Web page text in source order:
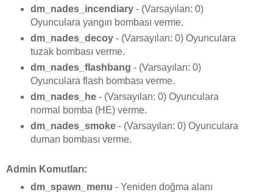
dm_nades_incendiary- (Varsayılan: 0)
Oyunculara yangın bombası verme.
dm_nades_decoy- (Varsayılan: 0) Oyunculara
tuzak bombası verme.
dm_nades_flashbang - (Varsayılan: 0)
Oyunculara flash bombası verme.
dm_nades_he- (Varsayılan: 0) Oyunculara
normal bomba (HE) verme.
dm_nades_smoke- (Varsayılan: 0) Oyunculara
duman bombası verme.
Admin Komutları:
dm_spawn_menu - Yeniden doğma alanı